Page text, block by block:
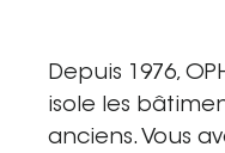
Depuis 1976,
isole les
anciens. Vous